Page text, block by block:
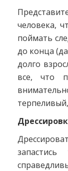
человека,
поймать
до конца
долго
все, что